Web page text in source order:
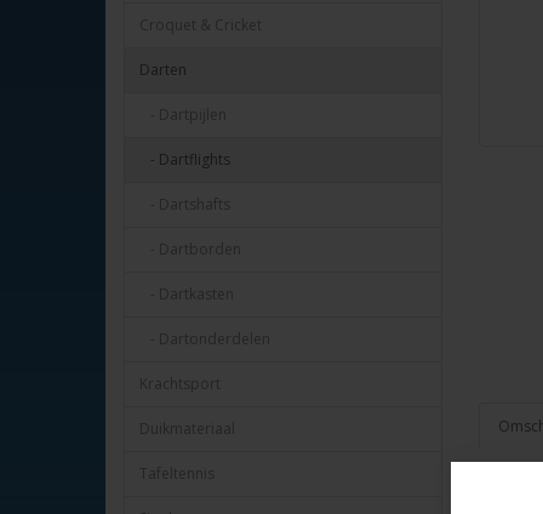
Croquet & Cricket
Darten
- Dartpijlen
- Dartflights
- Dartshafts
- Dartborden
- Dartkasten
- Dartonderdelen
Krachtsport
Duikmateriaal
Tafeltennis